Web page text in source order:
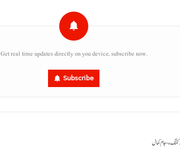
Get real time updates directly on you device, subscribe now.
Subscribe
ءِ، جام کمال